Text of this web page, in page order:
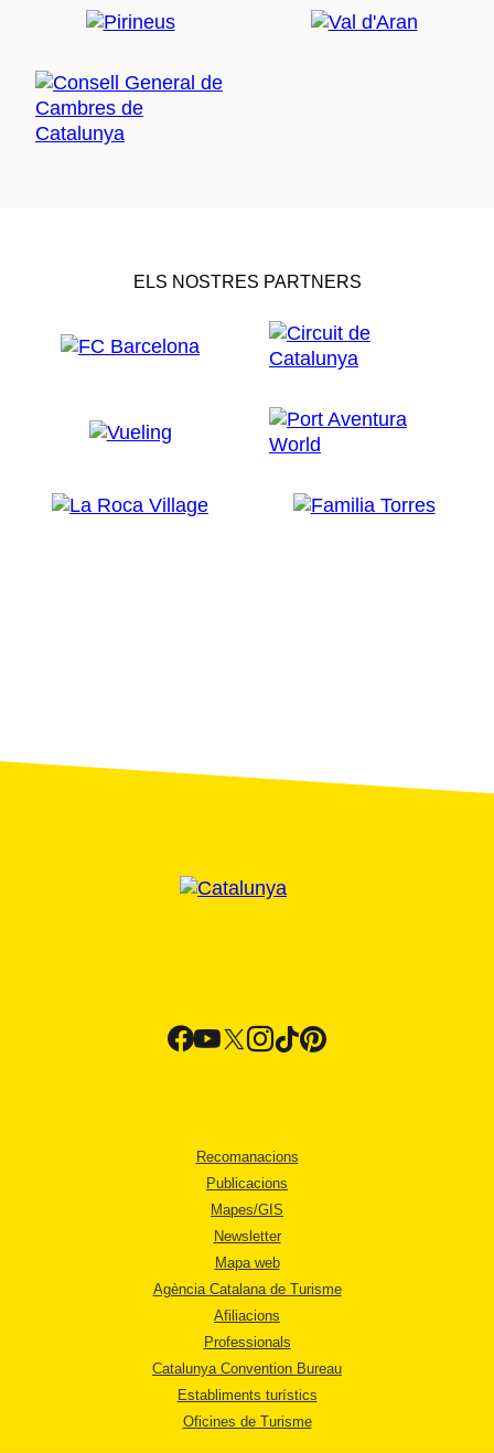
ELS NOSTRES PARTNERS
Recomanacions
Publicacions
Mapes/GIS
Newsletter
Mapa web
Agència Catalana de Turisme
Afiliacions
Professionals
Catalunya Convention Bureau
Establiments turístics
Oficines de Turisme